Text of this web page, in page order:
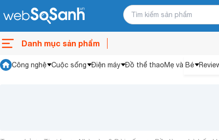
Danh mục sản phẩm
Công nghệ Cuộc sống Điện máy Đồ thể thaoMẹ và Bé